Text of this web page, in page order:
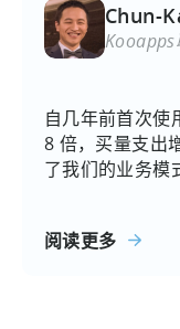
Chun-
Kooapps
自几年前首次使
8 倍，买量支出
了我们的业务模
阅读更多